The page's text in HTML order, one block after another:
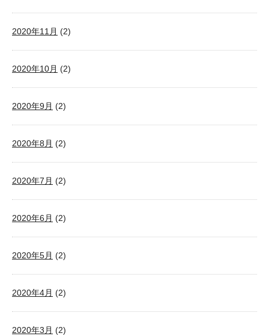
2020年11月 (2)
2020年10月 (2)
2020年9月 (2)
2020年8月 (2)
2020年7月 (2)
2020年6月 (2)
2020年5月 (2)
2020年4月 (2)
2020年3月 (2)